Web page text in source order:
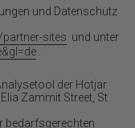
und Datenschutz
sites und unter
der Hotjar
Zammit Street, St
bedarfsgerechten